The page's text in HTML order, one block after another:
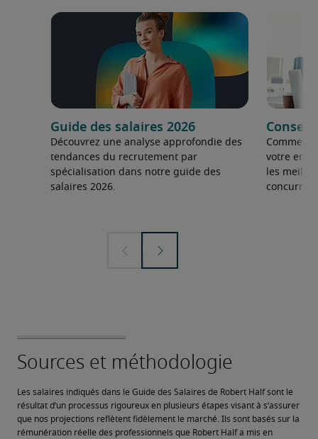
Guide des salaires 2026
Découvrez une analyse approfondie des
tendances du recrutement par
spécialisation dans notre guide des
salaires 2026.
Comment
votre
les
Les salaires indiqués dans le Guide des Salaires de Robert Half sont le
résultat d’un processus rigoureux en plusieurs étapes visant à s’assurer
que nos projections reflètent fidèlement le marché. Ils sont basés sur la
rémunération réelle des professionnels que Robert Half a mis en